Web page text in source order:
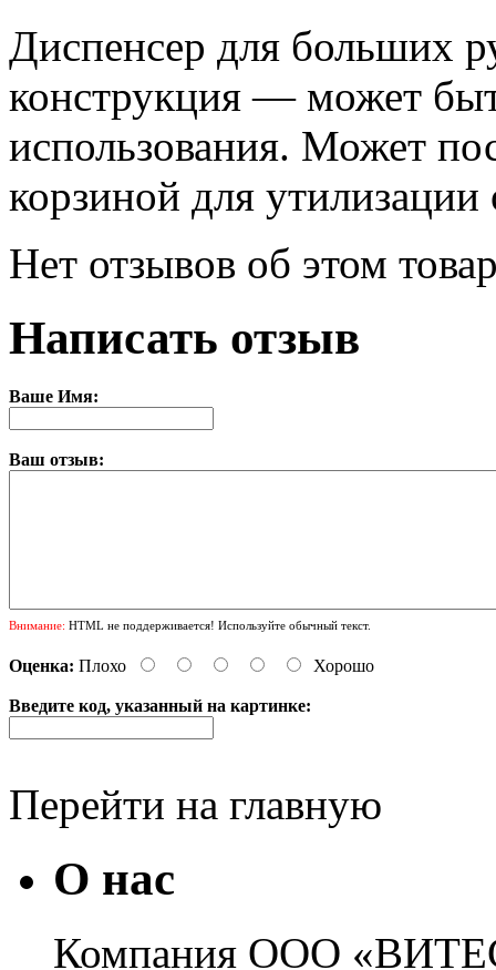
Диспенсер для больших
конструкция — может
использования. Может
корзиной для утилизации
Нет отзывов об этом
Написать отзыв
Ваше Имя:
Ваш отзыв:
Внимание: HTML не поддерживается! Используйте обычный текст.
Оценка: Плохо Хорошо
Введите код, указанный на картинке:
Перейти на главную
О нас
Компания ООО